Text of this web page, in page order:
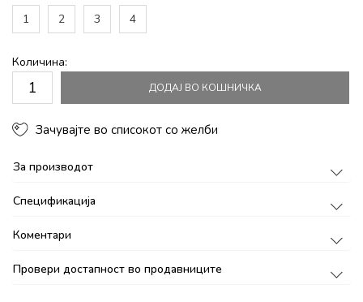
1
2 3 4
Количина:
ДОДАЈ ВО КОШНИЧКА
Зачувајте во списокот со желби
За производот
Спецификација
Коментари
Провери достапност во продавниците